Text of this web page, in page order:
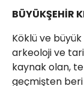
BÜYÜKŞEHİR
Köklü ve
arkeoloji ve
kaynak olan,
geçmişten beri